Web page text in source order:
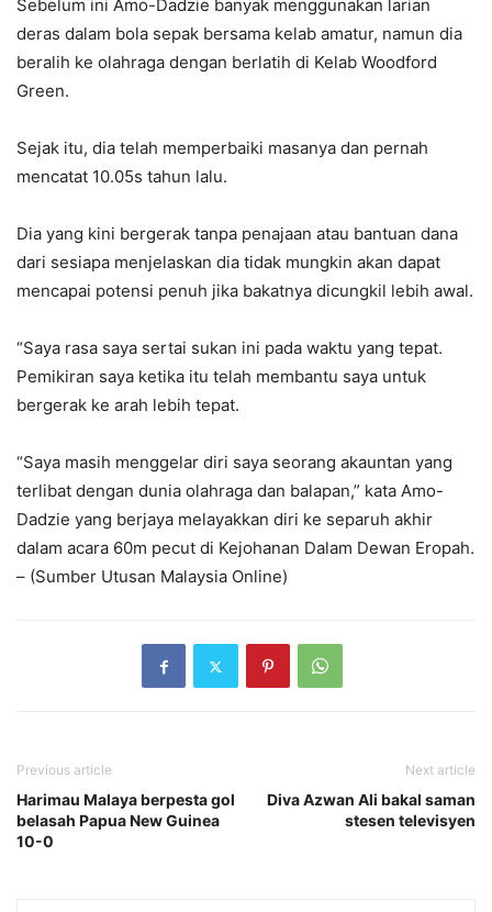
Sebelum ini Amo-Dadzie banyak menggunakan larian
deras dalam bola sepak bersama kelab amatur, namun dia
bera­lih ke olahraga dengan berlatih di Kelab Woodford
Green.
Sejak itu, dia telah memperbaiki masanya dan pernah
mencatat 10.05s tahun lalu.
Dia yang kini bergerak tanpa penajaan atau bantuan dana
dari sesiapa menjelaskan dia tidak mungkin akan dapat
mencapai potensi penuh jika bakatnya dicungkil lebih awal.
“Saya rasa saya sertai sukan ini pada waktu yang tepat.
Pemikiran saya ketika itu telah membantu saya untuk
bergerak ke arah lebih tepat.
“Saya masih menggelar diri saya seorang akauntan yang
terlibat dengan dunia olahraga dan balapan,” kata Amo-
Dadzie yang berjaya melayakkan diri ke separuh akhir
dalam acara 60m pecut di Kejohanan Dalam Dewan Eropah.
– (Sumber Utusan Malaysia Online)
Previous article
Harimau Malaya berpesta gol
belasah Papua New Guinea
10-0
Next article
Diva Azwan Ali bakal saman
stesen televisyen